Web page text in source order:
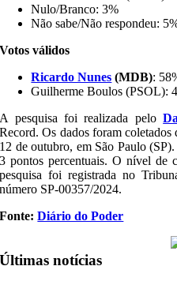
Nulo/Branco: 3%
Não sabe/Não respondeu:
Votos válidos
Ricardo Nunes (MDB):
Guilherme Boulos (PSOL):
A pesquisa foi realizada pelo
Record. Os dados foram coletados
12 de outubro, em São Paulo
3 pontos percentuais. O nível de
pesquisa foi registrada no
número SP-00357/2024.
Fonte:Diário do Poder
Últimas notícias